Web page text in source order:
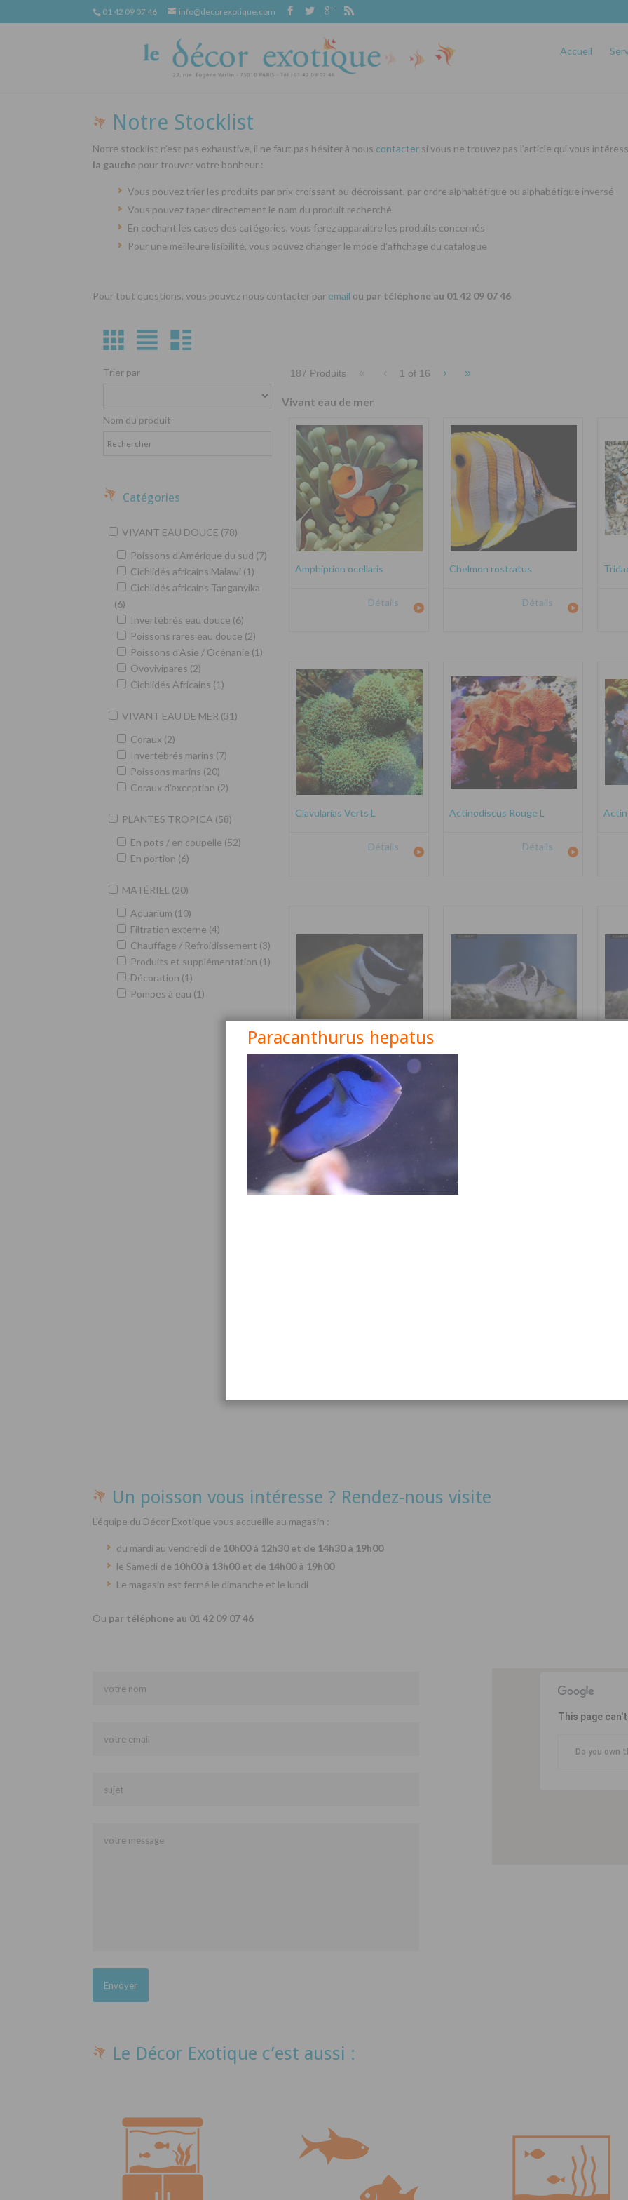
01 42 09 07 46 info@decorexotique.com
Accueil
Notre Stocklist
Notre stocklist n’est pas exhaustive, il ne faut pas hésiter à nous contacter si vous ne trouvez pas l’article qui vous
la gauche pour trouver votre bonheur :
Vous pouvez trier les produits par prix croissant ou décroissant, par ordre alphabétique ou alphabétique inversé
Vous pouvez taper directement le nom du produit recherché
En cochant les cases des catégories, vous ferez apparaitre les produits concernés
Pour une meilleure lisibilité, vous pouvez changer le mode d’affichage du catalogue
Pour tout questions, vous pouvez nous contacter par email ou par téléphone au 01 42 09 07 46
Trier par
Nom du produit
Catégories
VIVANT EAU DOUCE (78)
Poissons d'Amérique du sud (7)
Cichlidés africains Malawi (1)
Cichlidés africains Tanganyika
(6)
Invertébrés eau douce (6)
Poissons rares eau douce (2)
Poissons d'Asie / Océnanie (1)
Ovovivipares (2)
Cichlidés Africains (1)
VIVANT EAU DE MER (31)
Coraux (2)
Invertébrés marins (7)
Poissons marins (20)
Coraux d'exception (2)
PLANTES TROPICA (58)
En pots / en coupelle (52)
En portion (6)
MATÉRIEL (20)
Aquarium (10)
Filtration externe (4)
Chauffage / Refroidissement (3)
Produits et supplémentation (1)
Décoration (1)
Pompes à eau (1)
187 Produits « ‹ 1 of 16 › »
Vivant eau de mer
Amphiprion ocellaris
Détails
Chelmon rostratus
Détails
Clavularias Verts L
Détails
Actinodiscus Rouge L
Détails
Siganus vulpinus
Détails
Canthigaster valentini
Un poisson vous intéresse ? Rendez-nous visite
L’équipe du Décor Exotique vous accueille au magasin :
du mardi au vendredi de 10h00 à 12h30 et de 14h30 à 19h00
le Samedi de 10h00 à 13h00 et de 14h00 à 19h00
Le magasin est fermé le dimanche et le lundi
Ou par téléphone au 01 42 09 07 46
This page
Do you own
Le Décor Exotique c’est aussi :
Paracanthurus hepatus